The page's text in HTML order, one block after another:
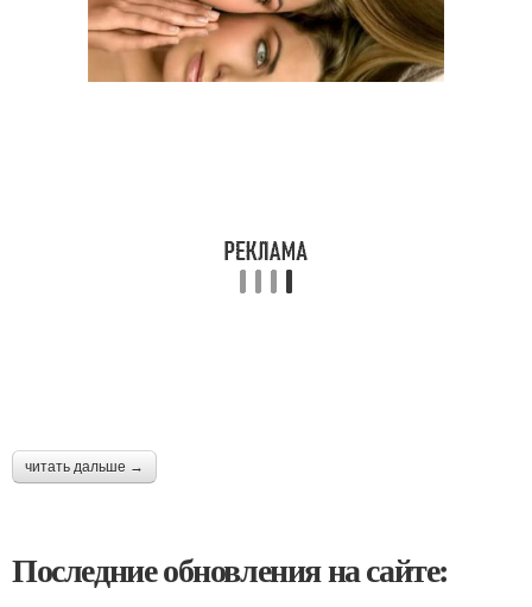
читать дальше →
Последние обновления на сайте: